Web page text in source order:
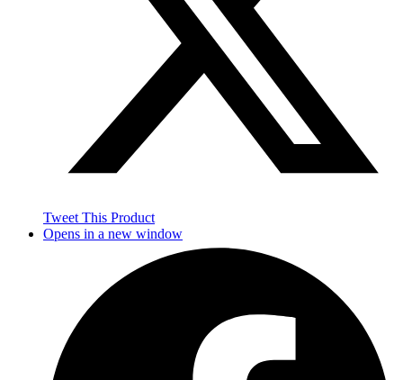
Tweet This Product
Opens in a new window